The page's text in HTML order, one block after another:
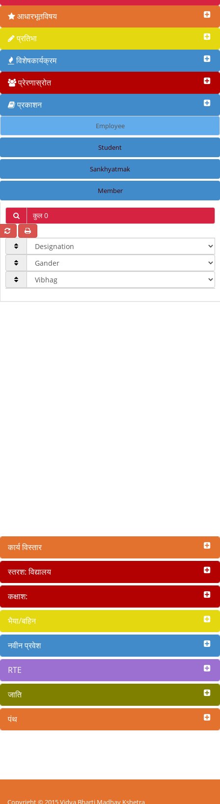
आधारभूतविषय
प्रतिभा
विशेषकार्यक्रम
प्रेरणास्रोत
प्रकाशन
Employee
Student
Sankhyatmak
Member
कुल 0
कार्य विस्तार
स्तरश: विद्यालय
कक्षाश:
भैया/बहिन
नवीन प्रवेश
RTE
जाति
पंथ
Copyright © 2015 Vidya Bharti Madhay Kshetra